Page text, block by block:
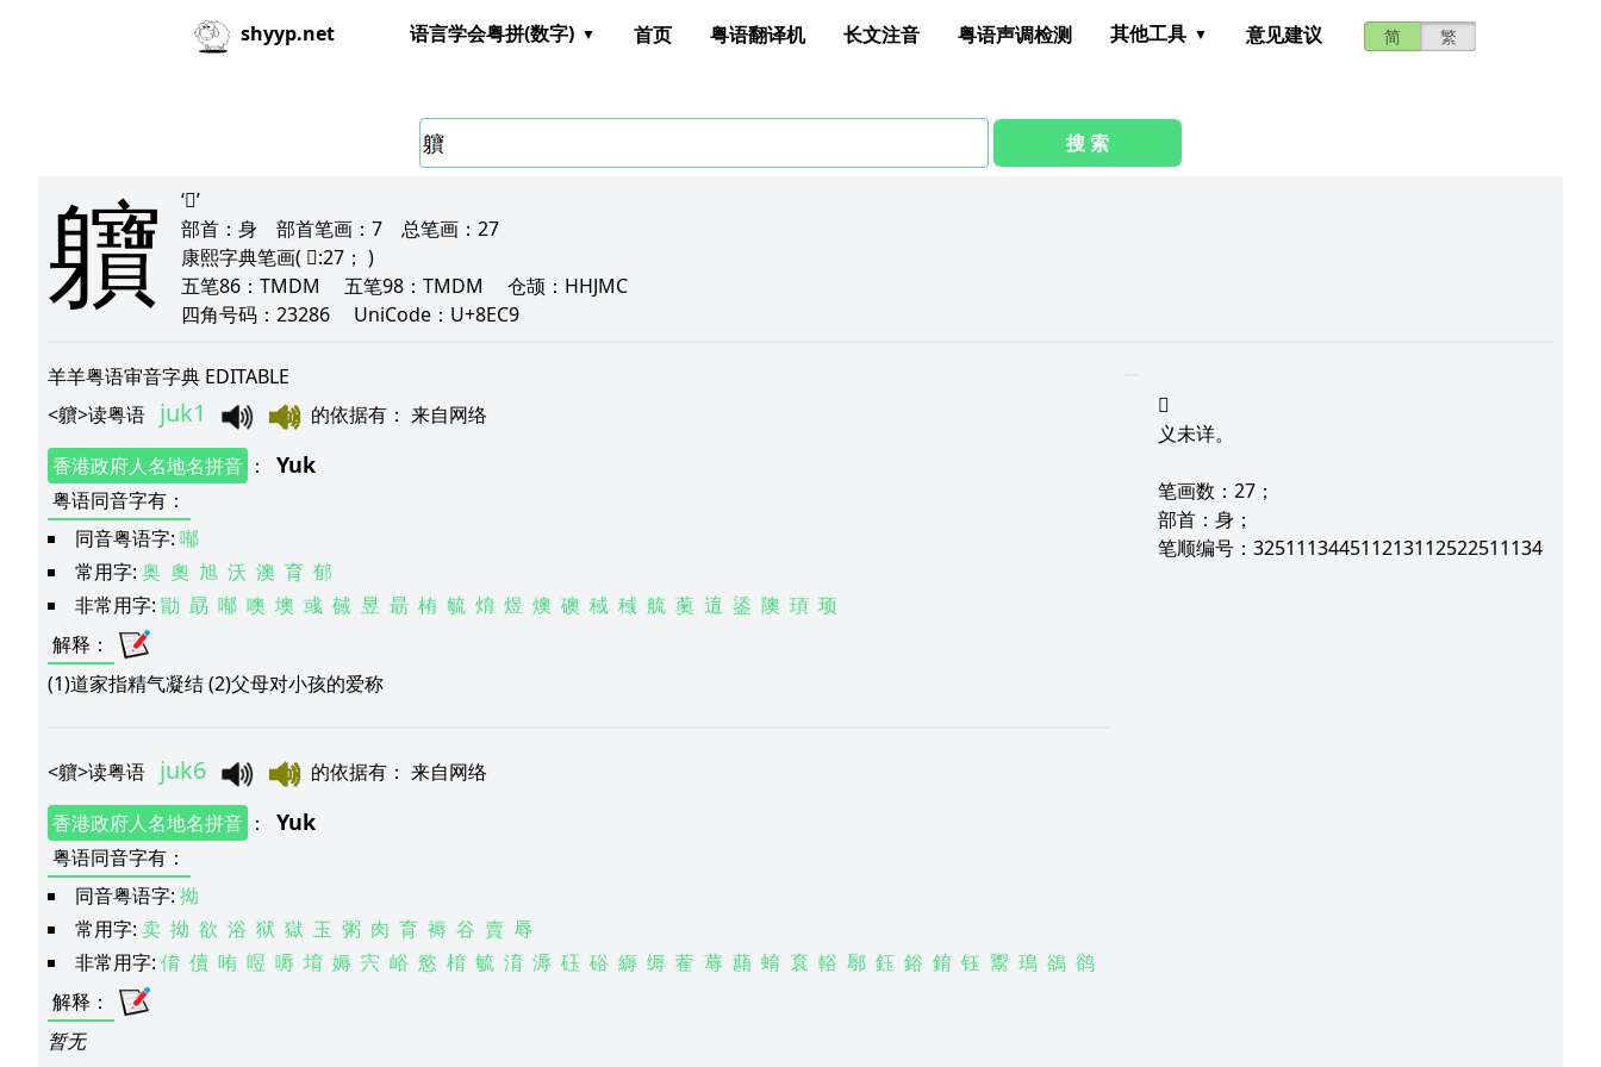
shyyp.net 简 繁
语言学会粤拼(数字) 首页 粤语翻译机 长文注音 粤语声调检测 其他工具 意见建议
搜 索
軉
‘𨉗’
部首： 身 部首笔画： 7 总笔画： 27
康熙字典笔画( 𨉗:27； )
五笔86： TMDM 五笔98： TMDM 仓颉： HHJMC
四角号码： 23286 UniCode： U+8EC9
羊羊粤语审音字典 EDITABLE
<軉>读粤语 juk1 的依据有 ： 来自网络
香港政府人名地名拼音 ： Yuk
粤语同音字有 ：
同音粤语字: 喐
常用字: 奥 奧 旭 沃 澳 育 郁
非常用字: 勖 勗 喐 噢 墺 彧 戫 昱 朂 栯 毓 焴 煜 燠 礇 稢 稶 艈 薁 逳 鋈 隩 頊 顼
解释 ：
(1)道家指精气凝结 (2)父母对小孩的爱称
<軉>读粤语 juk6 的依据有 ： 来自网络
香港政府人名地名拼音 ： Yuk
粤语同音字有 ：
同音粤语字: 拗
常用字: 卖 拗 欲 浴 狱 獄 玉 粥 肉 育 褥 谷 賣 辱
非常用字: 俼 儥 哊 喅 嗕 堉 媷 宍 峪 慾 棛 毓 淯 溽 砡 硲 縟 缛 蒮 蓐 蘛 蜟 袬 輍 鄏 鈺 鋊 錥 钰 鬻 鳿 鵒 鹆
解释 ：
暂无
𨉗
义未详。
笔画数：27；
部首：身；
笔顺编号：325111344511213112522511134